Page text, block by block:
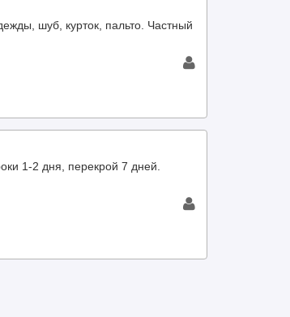
шуб, курток, пальто. Частный
1-2 дня, перекрой 7 дней.